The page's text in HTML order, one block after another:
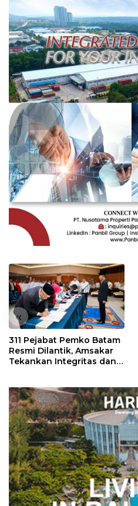
«
311 Pejabat Pemko Batam
Resmi Dilantik, Amsakar
Tekankan Integritas dan